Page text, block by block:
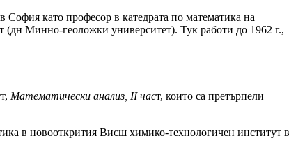
София като професор в катедрата по математика на
(дн Минно-геоложки университет). Тук работи до 1962 г.,
т, Математически анализ, II част, които са претърпели
в новооткрития Висш химико-технологичен институт в